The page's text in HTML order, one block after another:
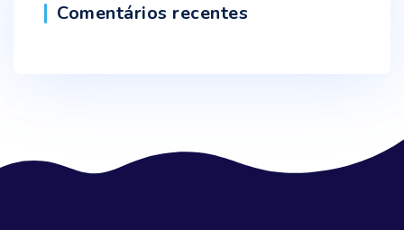
Comentários recentes